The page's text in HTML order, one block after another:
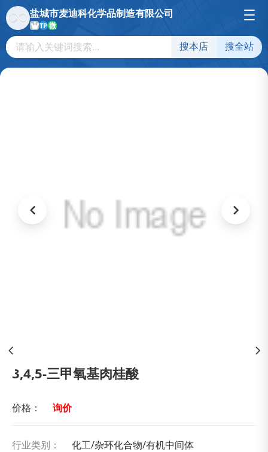
盐城市麦迪科化学品制造有限公司
TP微
搜本店 搜全站
3,4,5-三甲氧基肉桂酸
价格： 询价
行业类别：
化工/杂环化合物/有机中间体